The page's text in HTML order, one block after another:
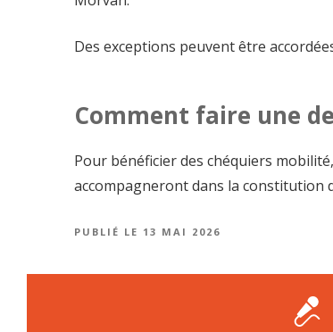
Des exceptions peuvent être
Comment faire une
Pour bénéficier des chéquiers
accompagneront dans la constitution
PUBLIÉ LE 13 MAI 2026